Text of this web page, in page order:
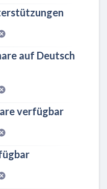
auf Deutsch
verfügbar